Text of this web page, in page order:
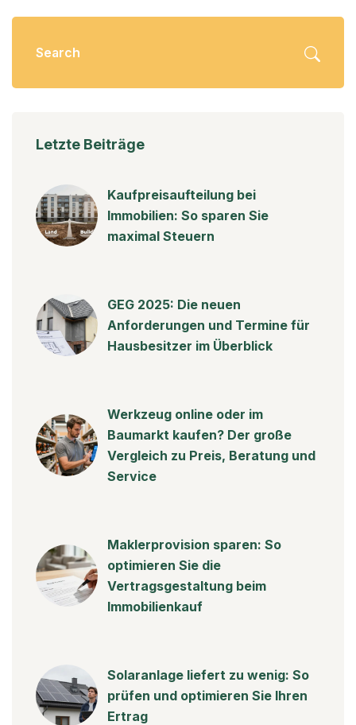
Letzte Beiträge
Kaufpreisaufteilung bei
Immobilien: So sparen Sie
maximal Steuern
GEG 2025: Die neuen
Anforderungen und Termine für
Hausbesitzer im Überblick
Werkzeug online oder im
Baumarkt kaufen? Der große
Vergleich zu Preis, Beratung und
Service
Maklerprovision sparen: So
optimieren Sie die
Vertragsgestaltung beim
Immobilienkauf
Solaranlage liefert zu wenig: So
prüfen und optimieren Sie Ihren
Ertrag